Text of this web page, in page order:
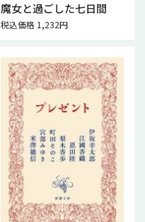
魔女と過ごした七日間
税込価格 1,232円